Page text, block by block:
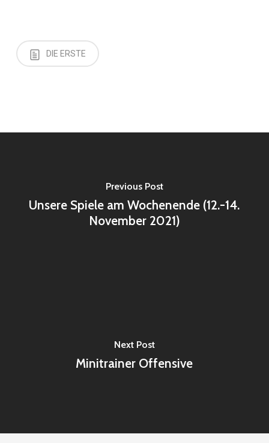
DIE ERSTE
Previous Post
Unsere Spiele am Wochenende (12.-14.
November 2021)
Next Post
Minitrainer Offensive